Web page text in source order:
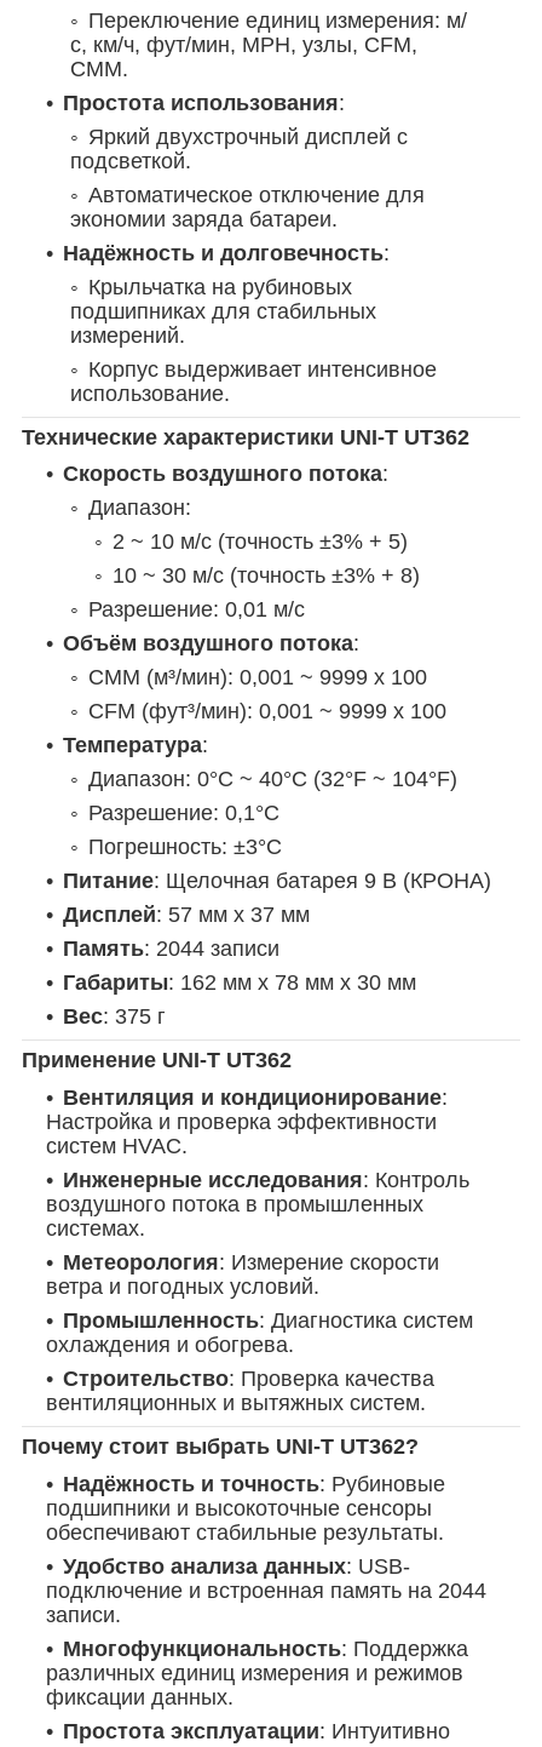
Переключение единиц измерения: м/
с, км/ч, фут/мин, MPH, узлы, CFM,
CMM.
Простота использования:
Яркий двухстрочный дисплей с
подсветкой.
Автоматическое отключение для
экономии заряда батареи.
Надёжность и долговечность:
Крыльчатка на рубиновых
подшипниках для стабильных
измерений.
Корпус выдерживает интенсивное
использование.
Технические характеристики UNI-T UT362
Скорость воздушного потока:
Диапазон:
2 ~ 10 м/с (точность ±3% + 5)
10 ~ 30 м/с (точность ±3% + 8)
Разрешение: 0,01 м/с
Объём воздушного потока:
CMM (м³/мин): 0,001 ~ 9999 x 100
CFM (фут³/мин): 0,001 ~ 9999 x 100
Температура:
Диапазон: 0°C ~ 40°C (32°F ~ 104°F)
Разрешение: 0,1°C
Погрешность: ±3°C
Питание: Щелочная батарея 9 В (КРОНА)
Дисплей: 57 мм x 37 мм
Память: 2044 записи
Габариты: 162 мм x 78 мм x 30 мм
Вес: 375 г
Применение UNI-T UT362
Вентиляция и кондиционирование:
Настройка и проверка эффективности
систем HVAC.
Инженерные исследования: Контроль
воздушного потока в промышленных
системах.
Метеорология: Измерение скорости
ветра и погодных условий.
Промышленность: Диагностика систем
охлаждения и обогрева.
Строительство: Проверка качества
вентиляционных и вытяжных систем.
Почему стоит выбрать UNI-T UT362?
Надёжность и точность: Рубиновые
подшипники и высокоточные сенсоры
обеспечивают стабильные результаты.
Удобство анализа данных: USB-
подключение и встроенная память на 2044
записи.
Многофункциональность: Поддержка
различных единиц измерения и режимов
фиксации данных.
Простота эксплуатации: Интуитивно